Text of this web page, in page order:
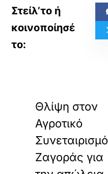
Θλίψη στον
Αγροτικό
Συνεταιρισμό
Ζαγοράς για